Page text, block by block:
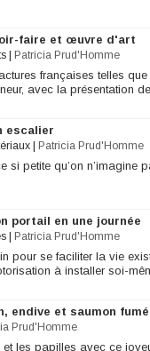
faire et œuvre d'art
Patricia Prud'Homme
françaises telles
avec la présentation
escalier
Patricia Prud'Homme
si petite qu’on n’imagine
portail en une journée
Patricia Prud'Homme
pour se faciliter la vie
à installer soi-
endive et saumon fumé
Prud'Homme
les papilles avec ce